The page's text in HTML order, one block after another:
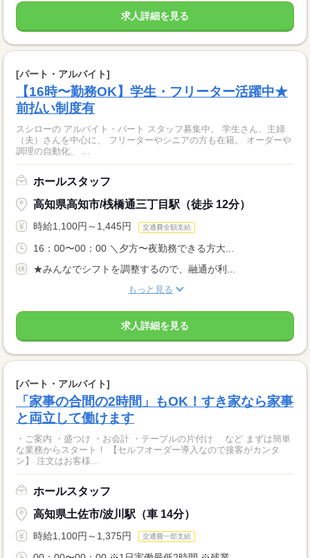
求人詳細を見る
[パート・アルバイト]
【16時〜勤務OK】学生・フリーター活躍中★
前払い制度有
スシローの アルバイト・パート スタッフ募集中。 学生さん、主婦
（夫）さんを中心に、 フリーターやシニアの方も在籍。 オーダーや
調理の自動化、 ...
ホールスタッフ
高知県高知市/桟橋通三丁目駅（徒歩 12分）
時給1,100円～1,445円 交通費全額支給
16：00〜00：00 ＼夕方〜夜勤務できる方大...
★みんなでシフトを調整するので、融通が利...
もっと見る
求人詳細を見る
[パート・アルバイト]
「家事の合間の2時間」もOK！すき家なら家事
と両立して働けます
・ご案内 ・盛つけ ・お会計 ・テーブルの片付け など まずは簡単
な業務からスタート！ 【セルフオーダー導入なので接客がカンタ
ン】 注文はお客様...
ホールスタッフ
高知県土佐市/波川駅（車 14分）
時給1,100円～1,375円 交通費一部支給